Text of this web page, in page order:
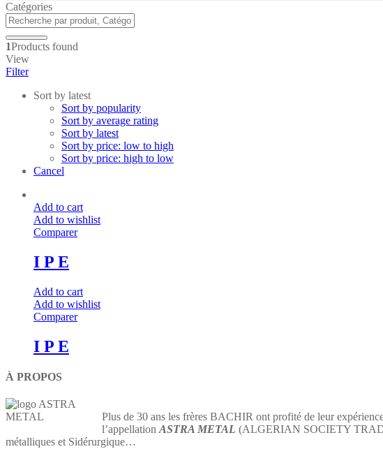
Catégories
1Products found
View
Filter
Sort by latest
Sort by popularity
Sort by average rating
Sort by latest
Sort by price: low to high
Sort by price: high to low
Cancel
Add to cart
Add to wishlist
Comparer
I P E
Add to cart
Add to wishlist
Comparer
I P E
À PROPOS
Plus de 30 ans les frères BACHIR ont profité de leur
l’appellation ASTRA METAL (ALGERIAN SOCIETY
métalliques et Sidérurgique…